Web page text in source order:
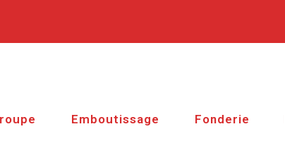
Emboutissage Fonderie